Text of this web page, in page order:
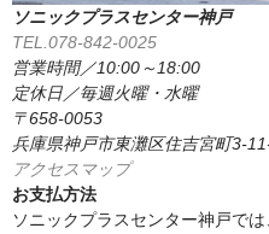
ソニックプラスセンター神戸
TEL.078-842-0025
営業時間／10:00～18:00
定休日／毎週火曜・水曜
〒658-0053
兵庫県神戸市東灘区住吉宮町3-
アクセスマップ
お支払方法
ソニックプラスセンター神戸で